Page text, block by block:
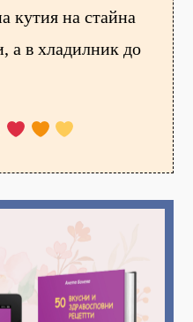
кутия на стайна
а в хладилник до